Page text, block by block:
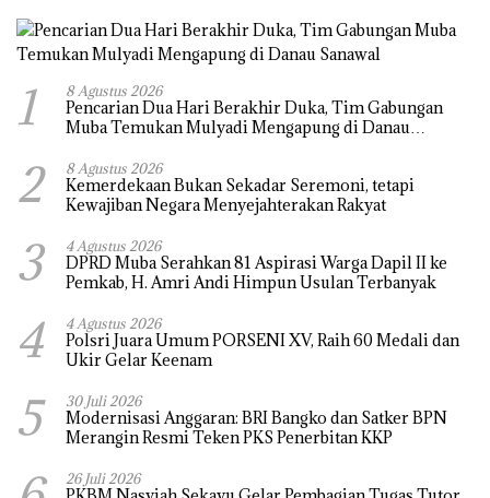
1 8 Agustus 2026
Pencarian Dua Hari Berakhir Duka, Tim Gabungan
Muba Temukan Mulyadi Mengapung di Danau
2 8 Agustus 2026
Kemerdekaan Bukan Sekadar Seremoni, tetapi
Kewajiban Negara Menyejahterakan Rakyat
3 4 Agustus 2026
DPRD Muba Serahkan 81 Aspirasi Warga Dapil II ke
Pemkab, H. Amri Andi Himpun Usulan Terbanyak
4 4 Agustus 2026
Polsri Juara Umum PORSENI XV, Raih 60 Medali dan
Ukir Gelar Keenam
5 30 Juli 2026
Modernisasi Anggaran: BRI Bangko dan Satker BPN
Merangin Resmi Teken PKS Penerbitan KKP
26 Juli 2026